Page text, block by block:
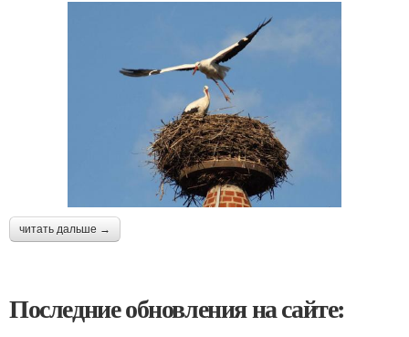
читать дальше →
Последние обновления на сайте: